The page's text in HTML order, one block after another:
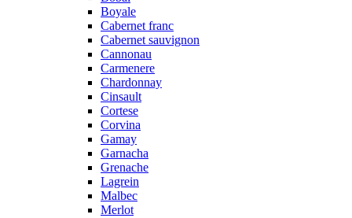
Boyale
Cabernet franc
Cabernet sauvignon
Cannonau
Carmenere
Chardonnay
Cinsault
Cortese
Corvina
Gamay
Garnacha
Grenache
Lagrein
Malbec
Merlot